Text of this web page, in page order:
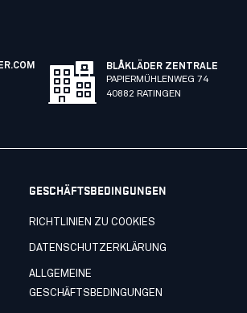
BLÅKLÄDER ZENTRALE
PAPIERMÜHLENWEG 74
40882 RATINGEN
GESCHÄFTSBEDINGUNGEN
RICHTLINIEN ZU COOKIES
DATENSCHUTZERKLÄRUNG
ALLGEMEINE
GESCHÄFTSBEDINGUNGEN